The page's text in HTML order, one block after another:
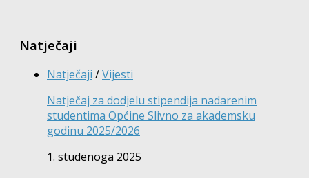
Natječaji
Natječaji /Vijesti
Natječaj za dodjelu stipendija nadarenim
studentima Općine Slivno za akademsku
godinu 2025/2026
1. studenoga 2025